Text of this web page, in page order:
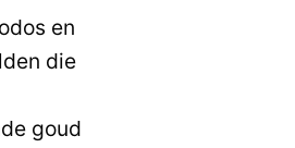
en
die
goud